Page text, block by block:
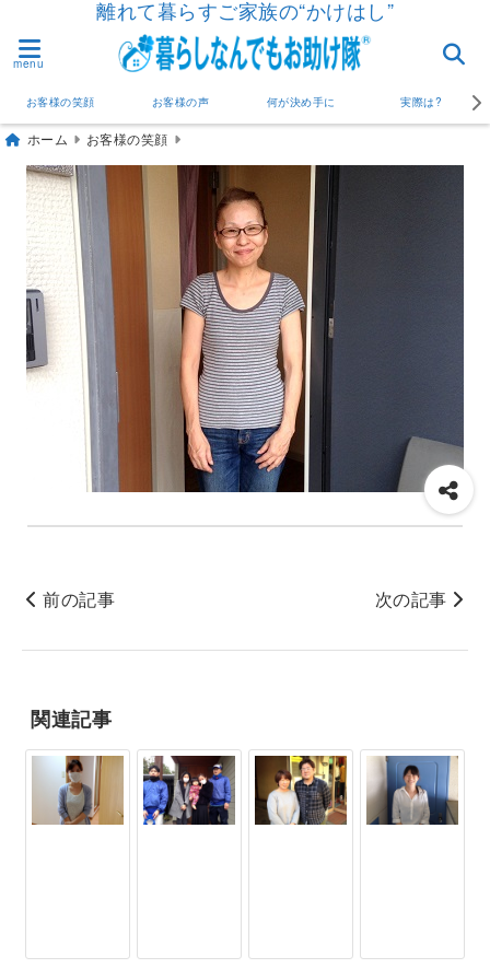
離れて暮らすご家族の“かけはし”
menu
お客様の笑顔 お客様の声 何が決め手に 実際は?
ホーム お客様の笑顔
前の記事 次の記事
関連記事